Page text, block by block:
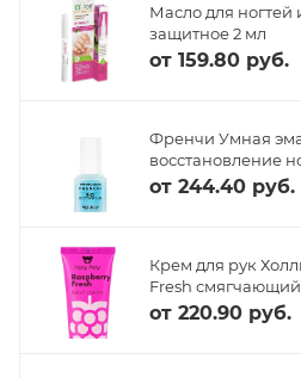
Масло для ногтей
защитное 2 мл
от 159.80 руб.
Френчи Умная
восстановление
от 244.40 руб.
Крем для рук
Fresh
от 220.90 руб.